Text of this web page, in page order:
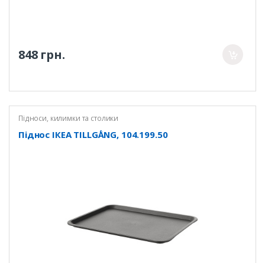
848 грн.
Підноси, килимки та столики
Піднос ІКЕА TILLGÅNG, 104.199.50